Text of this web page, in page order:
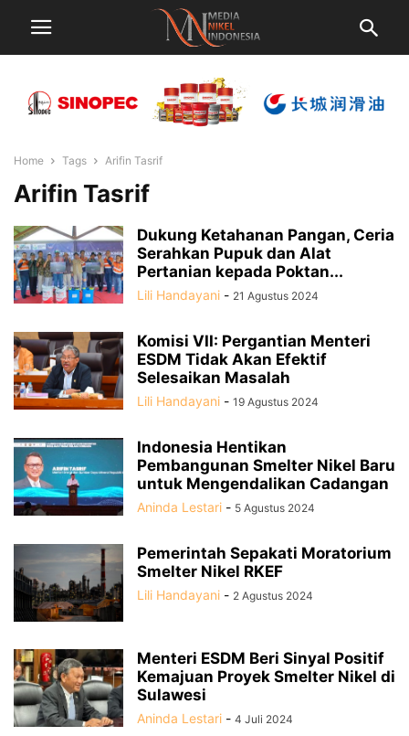
Home Tags Arifin Tasrif
Arifin Tasrif
Dukung Ketahanan Pangan, Ceria
Serahkan Pupuk dan Alat
Pertanian kepada Poktan...
Lili Handayani - 21 Agustus 2024
Komisi VII: Pergantian Menteri
ESDM Tidak Akan Efektif
Selesaikan Masalah
Lili Handayani - 19 Agustus 2024
Indonesia Hentikan
Pembangunan Smelter Nikel Baru
untuk Mengendalikan Cadangan
Aninda Lestari - 5 Agustus 2024
Pemerintah Sepakati Moratorium
Smelter Nikel RKEF
Lili Handayani - 2 Agustus 2024
Menteri ESDM Beri Sinyal Positif
Kemajuan Proyek Smelter Nikel di
Sulawesi
Aninda Lestari - 4 Juli 2024